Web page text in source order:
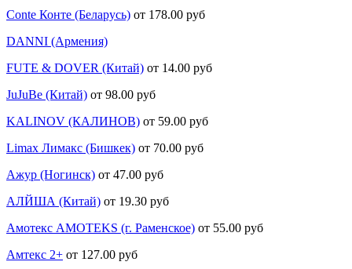
Conte Конте (Беларусь) от 178.00 руб
DANNI (Армения)
FUTE & DOVER (Китай) от 14.00 руб
JuJuBe (Китай) от 98.00 руб
KALINOV (КАЛИНОВ) от 59.00 руб
Limax Лимакс (Бишкек) от 70.00 руб
Ажур (Ногинск) от 47.00 руб
АЛЙША (Китай) от 19.30 руб
Амотекс AMOTEKS (г. Раменское) от 55.00 руб
Амтекс 2+ от 127.00 руб